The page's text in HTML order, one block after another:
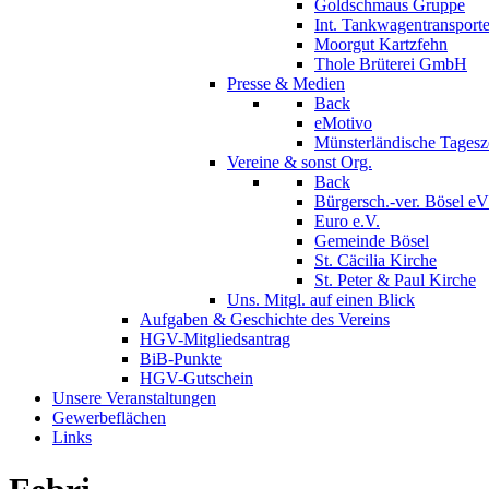
Goldschmaus Gruppe
Int. Tankwagentransporte
Moorgut Kartzfehn
Thole Brüterei GmbH
Presse & Medien
Back
eMotivo
Münsterländische
Vereine & sonst Org.
Back
Bürgersch.-ver. Bösel eV
Euro e.V.
Gemeinde Bösel
St. Cäcilia Kirche
St. Peter & Paul Kirche
Uns. Mitgl. auf einen Blick
Aufgaben & Geschichte des Vereins
HGV-Mitgliedsantrag
BiB-Punkte
HGV-Gutschein
Unsere Veranstaltungen
Gewerbeflächen
Links